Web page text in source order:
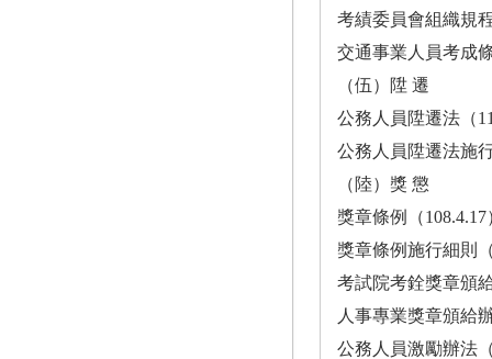
考績委員會組織規程（
交通事業人員考成條例（
（伍）陞 遷
公務人員陞遷法（
公務人員陞遷法施行細
（陸）獎 懲
獎章條例（108.4.17）
獎章條例施行細則（
考試院考銓獎章頒給辦
人事專業獎章頒給辦法
公務人員激勵辦法（